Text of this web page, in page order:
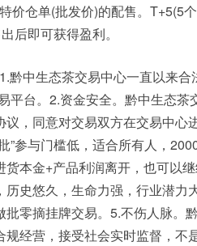
价仓单(批发价)的配售。T+5(5
后即可获得盈利。
黔中生态茶交易中心一直以来
平台。2.资金安全。黔中生态
，同意对交易双方在交易中心
”参与门槛低，适合所有人，
本金+产品利润离开，也可以
史悠久，生命力强，行业潜力
零摘挂牌交易。5.不伤人脉。
经营，接受社会实时监督，不